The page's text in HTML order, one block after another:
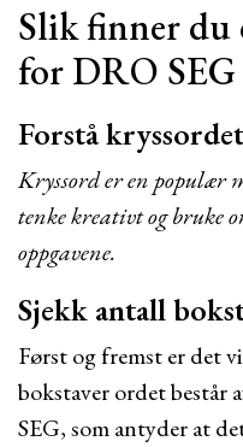
Slik finner
for DRO SEG
Forstå
Kryssord er en
tenke kreativt og bruke
oppgavene.
Sjekk antall
Først og fremst er det
bokstaver ordet består
SEG, som antyder at